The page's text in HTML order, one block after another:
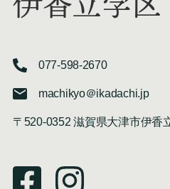
077-598-2670
machikyo＠ikadachi.jp
〒520-0352 滋賀県大津市伊香